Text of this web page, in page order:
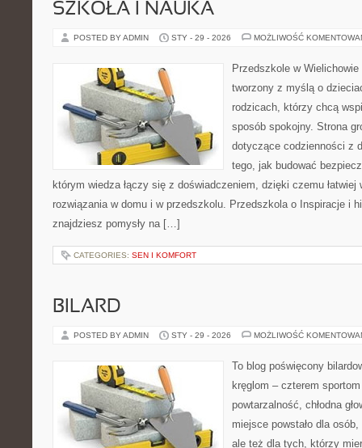
SZKOŁA I NAUKA
POSTED BY ADMIN STY - 29 - 2026 MOŻLIWOŚĆ
Przedszkole w
tworzony z myślą o
rodzicach, którzy chcą
sposób spokojny. Strona
dotyczące codzienności z
tego, jak budować
którym wiedza łączy się z doświadczeniem, dzięki czemu łatwiej
rozwiązania w domu i w przedszkolu. Przedszkola o Inspiracje i
znajdziesz pomysły na […]
CATEGORIES: SEN I KOMFORT
BILARD
POSTED BY ADMIN STY - 29 - 2026 MOŻLIWOŚĆ
To blog poświęcony
kręglom – czterem
powtarzalność, chłodna
miejsce powstało dla
ale też dla tych, którzy